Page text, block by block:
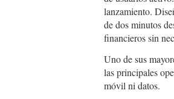
lanzamiento.
de dos minutos
financieros sin
Uno de sus
las principales
móvil ni datos.